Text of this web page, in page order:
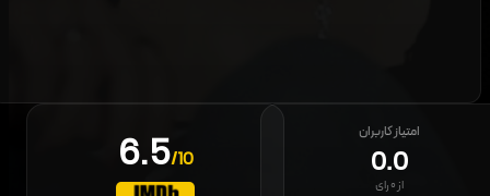
6.5/10
امتیاز کاربران
0.0
از۰رای